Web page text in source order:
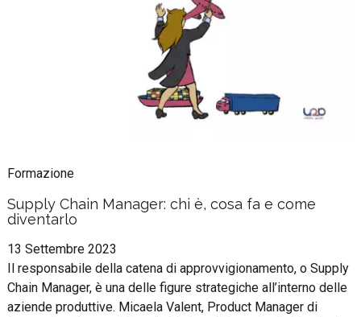
Formazione
Supply Chain Manager: chi è, cosa fa e come
diventarlo
13 Settembre 2023
Il responsabile della catena di approvvigionamento, o Supply
Chain Manager, è una delle figure strategiche all’interno delle
aziende produttive. Micaela Valent, Product Manager di